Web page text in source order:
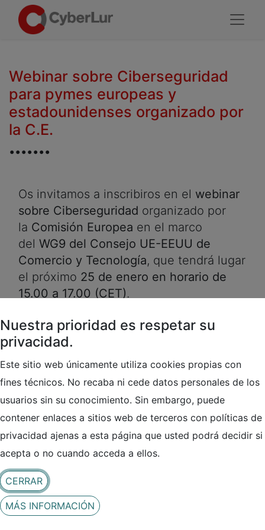
Webinar sobre Ciberseguridad
para pymes europeas y
estadounidenses organizado por
la C.E.
.......
Os invitamos a inscribiros en el webinar
sobre Ciberseguridad organizado por
la Comisión Europea en el marco
del WG9 del Consejo UE-EEUU de
Comercio y Tecnología, que tendrá lugar
el próximo 25 de enero en horario de
15.00 a 17.00 (CET).
En la cumbre UE-EE.UU. de junio de
2021, la Unión Europea y los Estados
Unidos anunciaron la creación del
Consejo de Comercio y Tecnología, una
plataforma de cooperación para
garantizar que las políticas comerciales
y tecnológicas puedan cumplir con los
ciudadanos de la UE y los EE. UU., y
demostrar al mundo cómo los enfoques
democráticos y orientados al mercado al
comercio, la tecnología y la innovación
pueden mejorar vidas y ser una fuerza
Nuestra prioridad es respetar su
privacidad.
Este sitio web únicamente utiliza cookies propias con
fines técnicos. No recaba ni cede datos personales de los
usuarios sin su conocimiento. Sin embargo, puede
contener enlaces a sitios web de terceros con políticas de
privacidad ajenas a esta página que usted podrá decidir si
acepta o no cuando acceda a ellos.
CERRAR
MÁS INFORMACIÓN